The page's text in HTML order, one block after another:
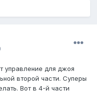
управление для джоя
второй части. Суперы
Вот в 4-й части